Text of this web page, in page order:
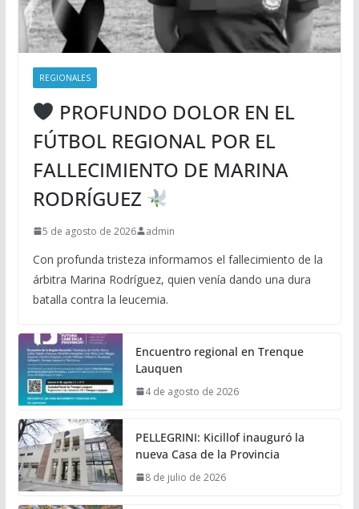
REGIONALES
PROFUNDO DOLOR EN EL
FÚTBOL REGIONAL POR EL
FALLECIMIENTO DE MARINA
RODRÍGUEZ
5 de agosto de 2026 admin
Con profunda tristeza informamos el fallecimiento de la
árbitra Marina Rodríguez, quien venía dando una dura
batalla contra la leucemia.
Encuentro regional en Trenque
Lauquen
4 de agosto de 2026
PELLEGRINI: Kicillof inauguró la
nueva Casa de la Provincia
8 de julio de 2026